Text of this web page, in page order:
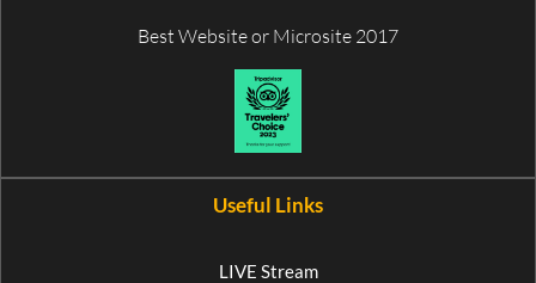
Best Website or Microsite 2017
Useful Links
LIVE Stream